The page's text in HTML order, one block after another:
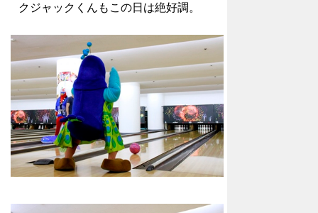
クジャックくんもこの日は絶好調。